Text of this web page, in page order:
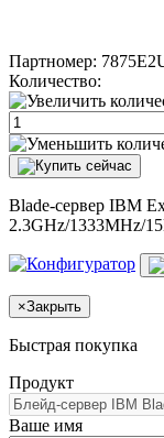
Партномер:
Количество:
Blade-сервер IBM
2.3GHz/1333MHz/
×Закрыть
Быстрая покупка
Продукт
Ваше имя